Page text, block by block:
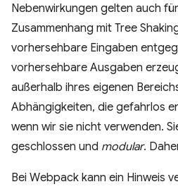
Nebenwirkungen gelten auch
Zusammenhang mit Tree
vorhersehbare Eingaben
vorhersehbare Ausgaben
außerhalb ihres eigenen
Abhängigkeiten, die gefahrlos
wenn wir sie nicht verwenden.
geschlossen und modular.
Bei Webpack kann ein Hinweis